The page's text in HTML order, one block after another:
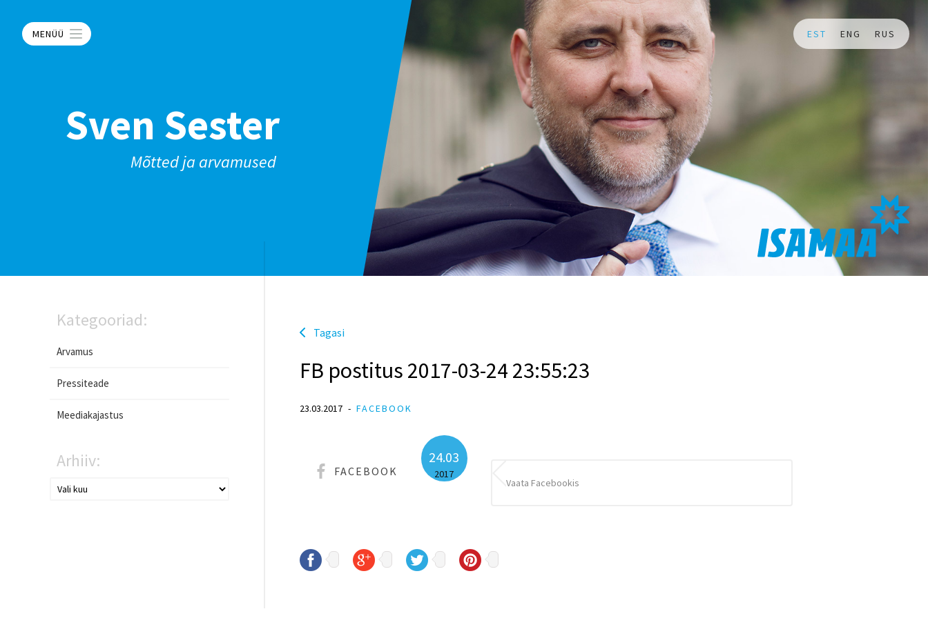
MENÜÜ EST ENG RUS
Sven Sester
Mõtted ja arvamused
Kategooriad:
Arvamus
Pressiteade
Meediakajastus
Arhiiv:
Tagasi
FB postitus 2017-03-24 23:55:23
23.03.2017 FACEBOOK
FACEBOOK
24.03
2017
Vaata Facebookis